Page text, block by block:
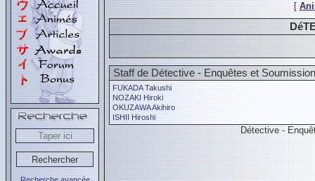
[
Staff de Détective - Enquêtes et
FUKADA Takushi
NOZAKI Hiroki
OKUZAWA Akihiro
ISHII Hiroshi
Détective -